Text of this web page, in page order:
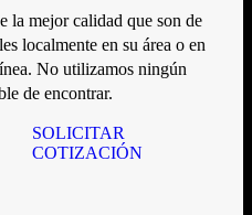
la mejor calidad que son de
localmente en su área o en
No utilizamos ningún
de encontrar.
SOLICITAR
COTIZACIÓN